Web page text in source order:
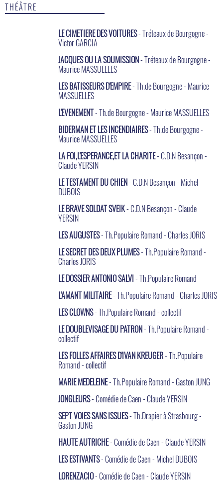
THÉÂTRE
LE CIMETIERE DES VOITURES- Tréteaux de Bourgogne -
Victor GARCIA
JACQUES OU LA SOUMISSION- Tréteaux de Bourgogne -
Maurice MASSUELLES
LES BATISSEURS D'EMPIRE- Th.de Bourgogne - Maurice
MASSUELLES
L'EVENEMENT- Th.de Bourgogne - Maurice MASSUELLES
BIDERMAN ET LES INCENDIAIRES- Th.de Bourgogne -
Maurice MASSUELLES
LA FOI,L'ESPERANCE,ET LA CHARITE- C.D.N Besançon -
Claude YERSIN
LE TESTAMENT DU CHIEN- C.D.N Besançon - Michel
DUBOIS
LE BRAVE SOLDAT SVEIK- C.D.N Besançon - Claude
YERSIN
LES AUGUSTES- Th.Populaire Romand - Charles JORIS
LE SECRET DES DEUX PLUMES- Th.Populaire Romand -
Charles JORIS
LE DOSSIER ANTONIO SALVI- Th.Populaire Romand
L'AMANT MILITAIRE- Th.Populaire Romand - Charles JORIS
LES CLOWNS- Th.Populaire Romand - collectif
LE DOUBLEVISAGE DU PATRON- Th.Populaire Romand -
collectif
LES FOLLES AFFAIRES D'IVAN KREUGER- Th.Populaire
Romand - collectif
MARIE MEDELEINE- Th.Populaire Romand - Gaston JUNG
JONGLEURS- Comédie de Caen - Claude YERSIN
SEPT VOIES SANS ISSUES- Th.Drapier à Strasbourg -
Gaston JUNG
HAUTE AUTRICHE- Comédie de Caen - Claude YERSIN
LES ESTIVANTS- Comédie de Caen - Michel DUBOIS
LORENZACIO- Comédie de Caen - Claude YERSIN